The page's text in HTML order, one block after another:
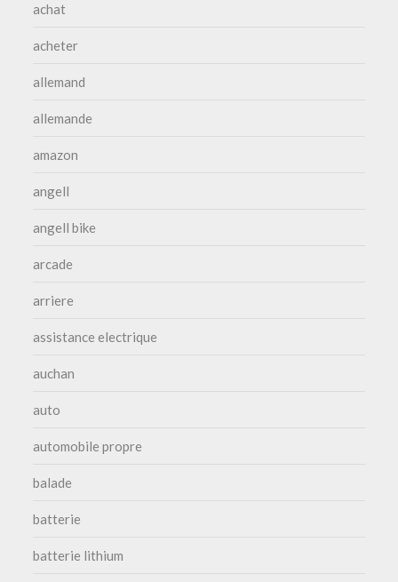
achat
acheter
allemand
allemande
amazon
angell
angell bike
arcade
arriere
assistance electrique
auchan
auto
automobile propre
balade
batterie
batterie lithium